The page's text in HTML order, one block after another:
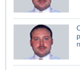
06.08.2026 13:43
И еще иранские
06.08.2026 13:13
Арестованы двое
электрической
06.08.2026 13:07
Возле Кирьят-